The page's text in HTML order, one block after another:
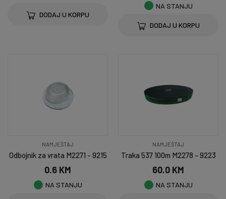
DODAJ U KORPU
NA STANJU
DODAJ U KORPU
NAMJEŠTAJ
Odbojnik za vrata M2271 - 9215
0.6 KM
NA STANJU
NAMJEŠTAJ
Traka 537 100m M2278 - 9223
60.0 KM
NA STANJU